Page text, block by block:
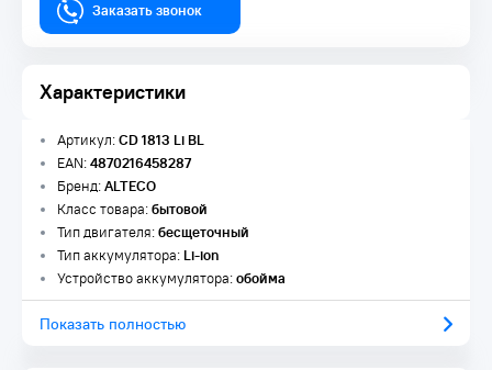
Заказать звонок
Характеристики
Артикул:CD 1813 Li BL
EAN:4870216458287
Бренд:ALTECO
Класс товара:бытовой
Тип двигателя:бесщеточный
Тип аккумулятора:Li-ion
Устройство аккумулятора:обойма
Показать полностью